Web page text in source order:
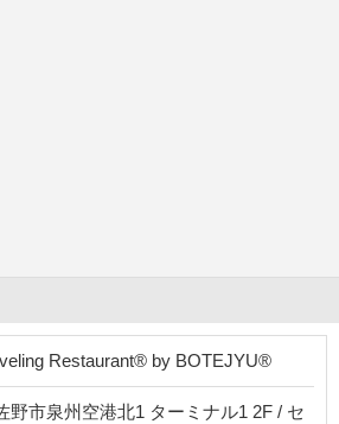
Restaurant® by BOTEJYU®
野市泉州空港北1 ターミナル1 2F / セ